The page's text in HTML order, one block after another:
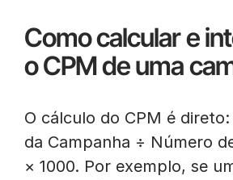
Como calcular e
o CPM de uma
O cálculo do CPM é
da Campanha ÷ Número
× 1000. Por exemplo, se